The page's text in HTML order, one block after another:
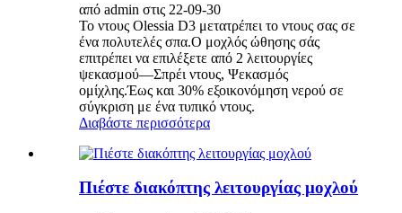
από admin στις 22-09-30
Το ντους Olessia D3 μετατρέπει το ντους σας σε
ένα πολυτελές σπα.Ο μοχλός ώθησης σάς
επιτρέπει να επιλέξετε από 2 λειτουργίες
ψεκασμού—Σπρέι ντους, Ψεκασμός
ομίχλης.Έως και 30% εξοικονόμηση νερού σε
σύγκριση με ένα τυπικό ντους.
Διαβάστε περισσότερα
Πιέστε διακόπτης λειτουργίας μοχλού